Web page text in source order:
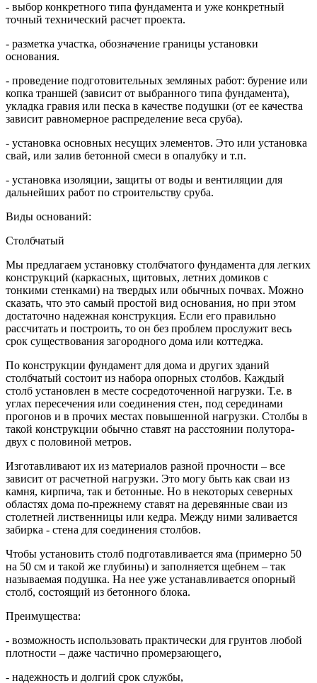
- выбор конкретного типа фундамента и уже конкретный
точный технический расчет проекта.
- разметка участка, обозначение границы установки
основания.
- проведение подготовительных земляных работ: бурение или
копка траншей (зависит от выбранного типа фундамента),
укладка гравия или песка в качестве подушки (от ее качества
зависит равномерное распределение веса сруба).
- установка основных несущих элементов. Это или установка
свай, или залив бетонной смеси в опалубку и т.п.
- установка изоляции, защиты от воды и вентиляции для
дальнейших работ по строительству сруба.
Виды оснований:
Столбчатый
Мы предлагаем установку столбчатого фундамента для легких
конструкций (каркасных, щитовых, летних домиков с
тонкими стенками) на твердых или обычных почвах. Можно
сказать, что это самый простой вид основания, но при этом
достаточно надежная конструкция. Если его правильно
рассчитать и построить, то он без проблем прослужит весь
срок существования загородного дома или коттеджа.
По конструкции фундамент для дома и других зданий
столбчатый состоит из набора опорных столбов. Каждый
столб установлен в месте сосредоточенной нагрузки. Т.е. в
углах пересечения или соединения стен, под серединами
прогонов и в прочих местах повышенной нагрузки. Столбы в
такой конструкции обычно ставят на расстоянии полутора-
двух с половиной метров.
Изготавливают их из материалов разной прочности – все
зависит от расчетной нагрузки. Это могу быть как сваи из
камня, кирпича, так и бетонные. Но в некоторых северных
областях дома по-прежнему ставят на деревянные сваи из
столетней лиственницы или кедра. Между ними заливается
забирка - стена для соединения столбов.
Чтобы установить столб подготавливается яма (примерно 50
на 50 см и такой же глубины) и заполняется щебнем – так
называемая подушка. На нее уже устанавливается опорный
столб, состоящий из бетонного блока.
Преимущества:
- возможность использовать практически для грунтов любой
плотности – даже частично промерзающего,
- надежность и долгий срок службы,